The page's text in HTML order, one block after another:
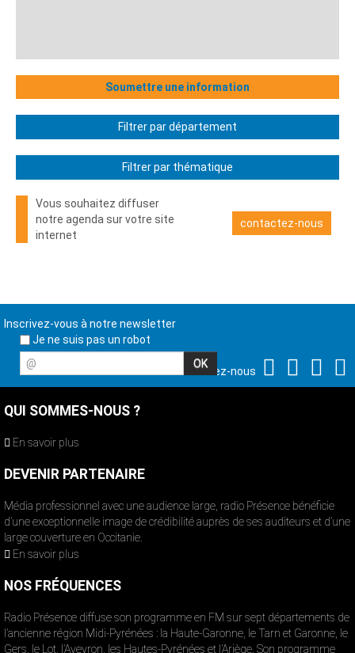
Soumettre une information
Filtrer par département
Filtrer par thématique
Vous souhaitez diffuser
notre agenda sur votre site
internet
contactez-nous
Inscrivez-vous à notre newsletter
Je ne suis pas un robot
@
Suivez-nous
QUI SOMMES-NOUS ?
En savoir plus
DEVENIR PARTENAIRE
Média professionnel avec une audience large, radio Présence bénéficie
d’une exceptionnelle image de crédibilité auprès de ses auditeurs et d’une
large couverture en Occitanie.
En savoir plus
NOS FRÉQUENCES
Radio Présence diffuse son programme en FM sur sept départements de
l’ancienne région Midi-Pyrénées : la Haute-Garonne, le Tarn et Garonne, le
Gers, le Lot, l’Aveyron, les Hautes-Pyrénées et l’Ariège. Son programme